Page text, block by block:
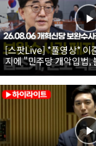
[스팟Live] *풀영상* 이
지에 "민주당 개악입법,
26.08.06 개혁신당 보완